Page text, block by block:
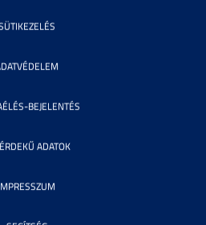
BEJELENTÉS
ADATOK